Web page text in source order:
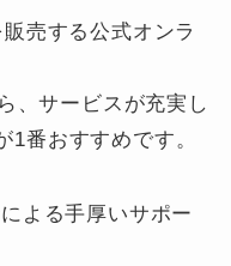
売する公式オンラ
、サービスが充実し
1番おすすめです。
よる手厚いサポー